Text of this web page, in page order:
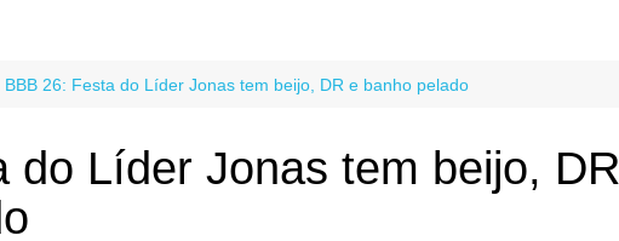
BBB 26: Festa do Líder Jonas tem beijo, DR e banho pelado
do Líder Jonas tem beijo, DR